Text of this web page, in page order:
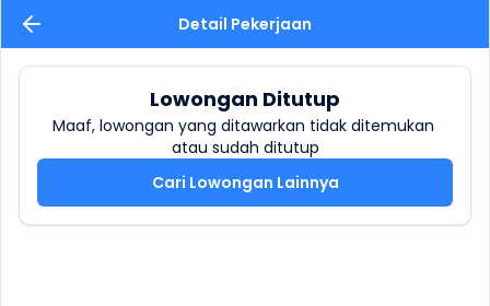
Detail Pekerjaan
Lowongan Ditutup
Maaf, lowongan yang ditawarkan tidak ditemukan
atau sudah ditutup
Cari Lowongan Lainnya